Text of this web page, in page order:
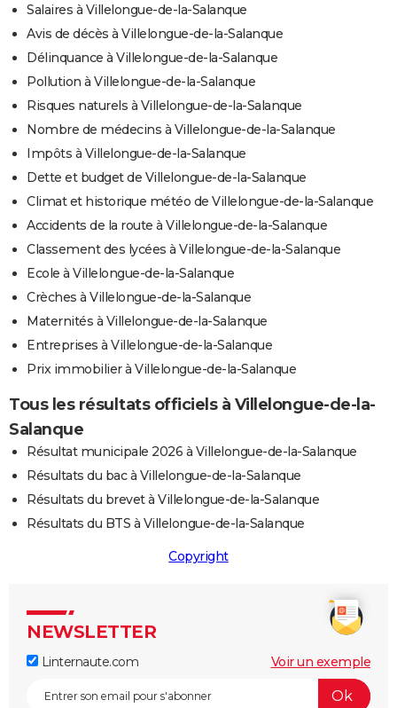
Salaires à Villelongue-de-la-Salanque
Avis de décès à Villelongue-de-la-Salanque
Délinquance à Villelongue-de-la-Salanque
Pollution à Villelongue-de-la-Salanque
Risques naturels à Villelongue-de-la-Salanque
Nombre de médecins à Villelongue-de-la-Salanque
Impôts à Villelongue-de-la-Salanque
Dette et budget de Villelongue-de-la-Salanque
Climat et historique météo de Villelongue-de-la-Salanque
Accidents de la route à Villelongue-de-la-Salanque
Classement des lycées à Villelongue-de-la-Salanque
Ecole à Villelongue-de-la-Salanque
Crèches à Villelongue-de-la-Salanque
Maternités à Villelongue-de-la-Salanque
Entreprises à Villelongue-de-la-Salanque
Prix immobilier à Villelongue-de-la-Salanque
Tous les résultats officiels à Villelongue-de-la-
Salanque
Résultat municipale 2026 à Villelongue-de-la-Salanque
Résultats du bac à Villelongue-de-la-Salanque
Résultats du brevet à Villelongue-de-la-Salanque
Résultats du BTS à Villelongue-de-la-Salanque
Copyright
NEWSLETTER
Linternaute.com Voir un exemple